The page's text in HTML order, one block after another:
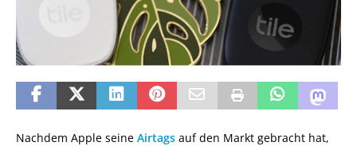
Nachdem Apple seine Airtags auf den Markt gebracht hat,